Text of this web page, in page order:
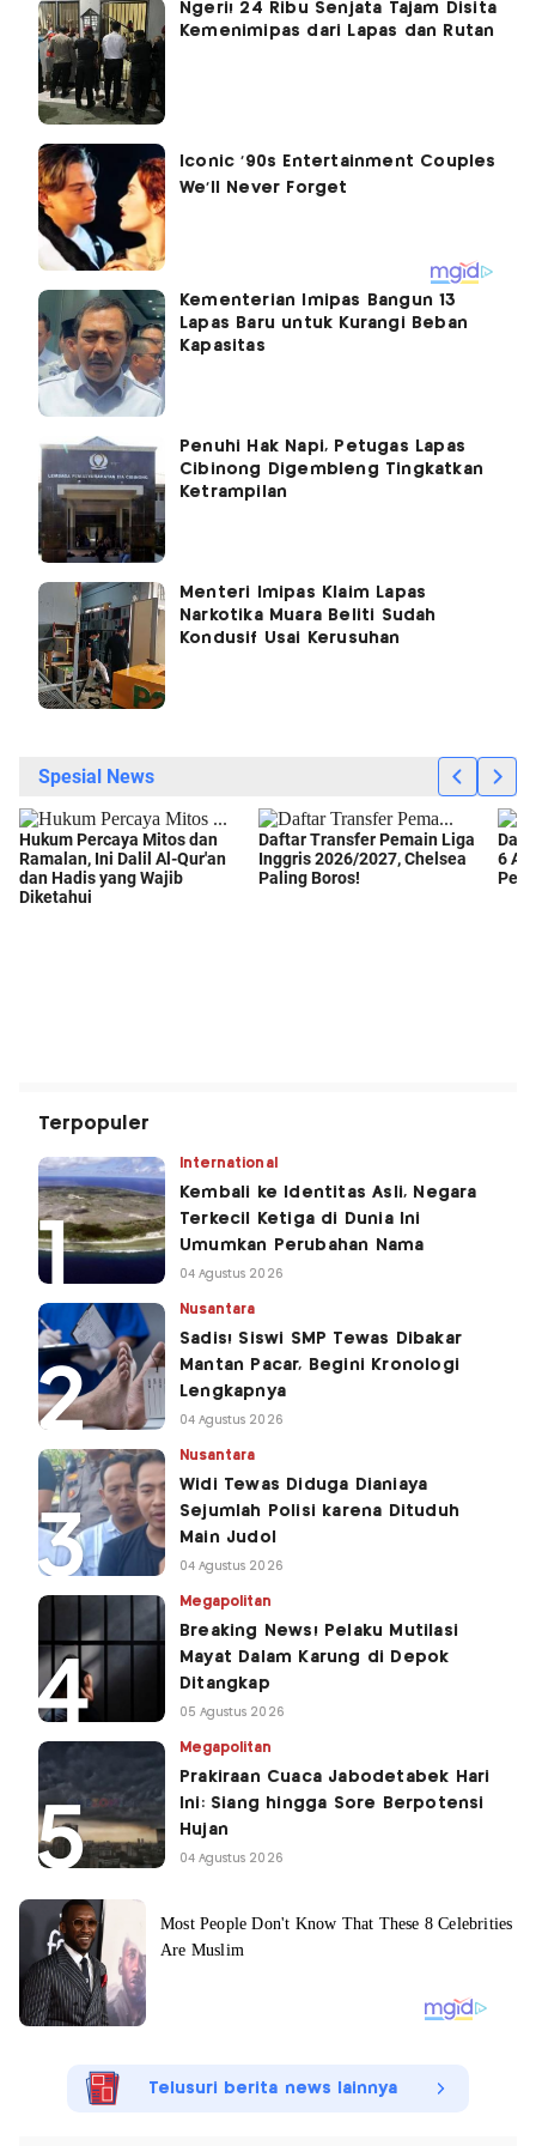
Ngeri! 24 Ribu Senjata Tajam Disita
Kemenimipas dari Lapas dan Rutan
Kementerian Imipas Bangun 13
Lapas Baru untuk Kurangi Beban
Kapasitas
Penuhi Hak Napi, Petugas Lapas
Cibinong Digembleng Tingkatkan
Ketrampilan
Menteri Imipas Klaim Lapas
Narkotika Muara Beliti Sudah
Kondusif Usai Kerusuhan
Terpopuler
International
Kembali ke Identitas Asli, Negara
Terkecil Ketiga di Dunia Ini
Umumkan Perubahan Nama
04 Agustus 2026
Nusantara
Sadis! Siswi SMP Tewas Dibakar
Mantan Pacar, Begini Kronologi
Lengkapnya
04 Agustus 2026
Nusantara
Widi Tewas Diduga Dianiaya
Sejumlah Polisi karena Dituduh
Main Judol
04 Agustus 2026
Megapolitan
Breaking News! Pelaku Mutilasi
Mayat Dalam Karung di Depok
Ditangkap
05 Agustus 2026
Megapolitan
Prakiraan Cuaca Jabodetabek Hari
Ini: Siang hingga Sore Berpotensi
Hujan
04 Agustus 2026
Telusuri berita news lainnya